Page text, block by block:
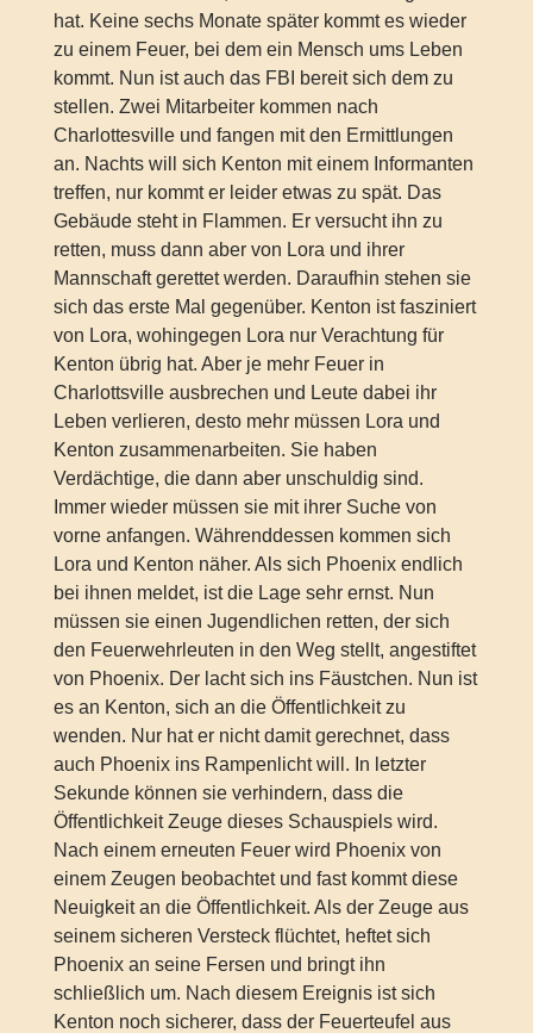
hat. Keine sechs Monate später kommt es wieder
zu einem Feuer, bei dem ein Mensch ums Leben
kommt. Nun ist auch das FBI bereit sich dem zu
stellen. Zwei Mitarbeiter kommen nach
Charlottesville und fangen mit den Ermittlungen
an. Nachts will sich Kenton mit einem Informanten
treffen, nur kommt er leider etwas zu spät. Das
Gebäude steht in Flammen. Er versucht ihn zu
retten, muss dann aber von Lora und ihrer
Mannschaft gerettet werden. Daraufhin stehen sie
sich das erste Mal gegenüber. Kenton ist fasziniert
von Lora, wohingegen Lora nur Verachtung für
Kenton übrig hat. Aber je mehr Feuer in
Charlottsville ausbrechen und Leute dabei ihr
Leben verlieren, desto mehr müssen Lora und
Kenton zusammenarbeiten. Sie haben
Verdächtige, die dann aber unschuldig sind.
Immer wieder müssen sie mit ihrer Suche von
vorne anfangen. Währenddessen kommen sich
Lora und Kenton näher. Als sich Phoenix endlich
bei ihnen meldet, ist die Lage sehr ernst. Nun
müssen sie einen Jugendlichen retten, der sich
den Feuerwehrleuten in den Weg stellt, angestiftet
von Phoenix. Der lacht sich ins Fäustchen. Nun ist
es an Kenton, sich an die Öffentlichkeit zu
wenden. Nur hat er nicht damit gerechnet, dass
auch Phoenix ins Rampenlicht will. In letzter
Sekunde können sie verhindern, dass die
Öffentlichkeit Zeuge dieses Schauspiels wird.
Nach einem erneuten Feuer wird Phoenix von
einem Zeugen beobachtet und fast kommt diese
Neuigkeit an die Öffentlichkeit. Als der Zeuge aus
seinem sicheren Versteck flüchtet, heftet sich
Phoenix an seine Fersen und bringt ihn
schließlich um. Nach diesem Ereignis ist sich
Kenton noch sicherer, dass der Feuerteufel aus